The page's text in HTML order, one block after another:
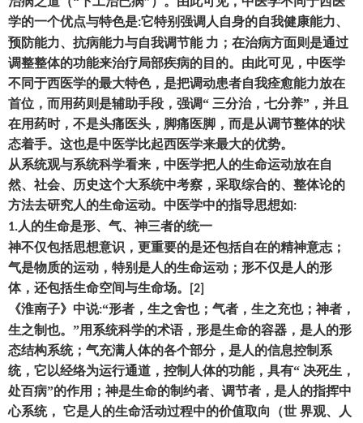
学的一个优点与特色是:它特别强调人自身的自我健康能力、
预防能力、抗病能力与自我调节能 力 ； 在治病方面则是通过
调整整体的功能来治疗局部疾病的目的。由此可见， 中医学
不同于西医学的最大特色， 是把调动患者自我痊愈能力放在
首位 ， 而用药则是辅助手段 ， 强调“ 三分治， 七分养” ， 并且
在用药时， 不是头痛医头 ， 脚痛医脚 ， 而是从调节整体的状
态着手。这也是中医学比起西医学来最大的优势。
从系统观与系统科学看来 ， 中医学把人的生命运动放在自
然、社会、历史这个大系统中考察 ， 采取综合的、整体论的
方法去研究人的生命运动。中医学中的指导思想如:
1.人的生命是形、气、神三者的统一
神不仅包括思想意识 ， 更重要的是还包括自在的精神意志 ；
气是物质的运动 ， 特别是人的生命运动 ； 形不仅是人的形
体， 还包括生命空间与生命场。 [2]
《淮南子》中说:“形者 ， 生之舍也； 气者 ， 生之充也； 神者 ，
生之制也。 ”用系统科学的术语， 形是生命的容器 ， 是人的形
态结构系统； 气充满人体的各个部分， 是人的信息控制系
统， 它以经络为运行通道 ， 控制人体的功能， 具有“ 决死生 ，
处百病”的作用 ； 神是生命的制约者、调节者 ， 是人的指挥中
心系统， 它是人的生命活动过程中的价值取向 （世 界观、人